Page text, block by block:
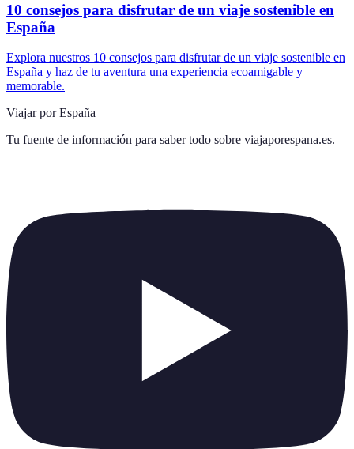
10 consejos para disfrutar de un viaje sostenible en
España
Explora nuestros 10 consejos para disfrutar de un viaje sostenible en
España y haz de tu aventura una experiencia ecoamigable y
memorable.
Viajar por España
Tu fuente de información para saber todo sobre viajaporespana.es.